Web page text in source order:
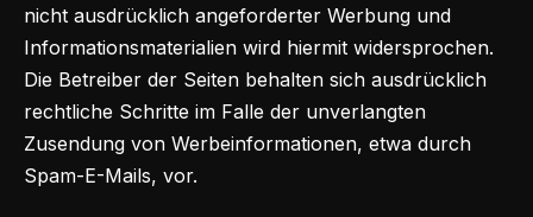
nicht ausdrücklich angeforderter Werbung und
Informationsmaterialien wird hiermit widersprochen.
Die Betreiber der Seiten behalten sich ausdrücklich
rechtliche Schritte im Falle der unverlangten
Zusendung von Werbeinformationen, etwa durch
Spam-E-Mails, vor.